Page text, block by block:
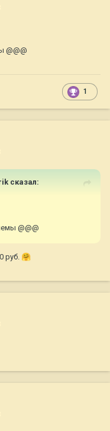
@@@
1
сказал:
@@@
руб. 🤗